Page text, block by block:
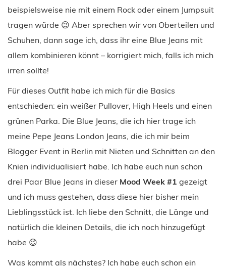
beispielsweise nie mit einem Rock oder einem Jumpsuit
tragen würde 😉 Aber sprechen wir von Oberteilen und
Schuhen, dann sage ich, dass ihr eine Blue Jeans mit
allem kombinieren könnt – korrigiert mich, falls ich mich
irren sollte!
Für dieses Outfit habe ich mich für die Basics
entschieden: ein weißer Pullover, High Heels und einen
grünen Parka. Die Blue Jeans, die ich hier trage ich
meine Pepe Jeans London Jeans, die ich mir beim
Blogger Event in Berlin mit Nieten und Schnitten an den
Knien individualisiert habe. Ich habe euch nun schon
drei Paar Blue Jeans in dieser Mood Week #1 gezeigt
und ich muss gestehen, dass diese hier bisher mein
Lieblingsstück ist. Ich liebe den Schnitt, die Länge und
natürlich die kleinen Details, die ich noch hinzugefügt
habe 😉
Was kommt als nächstes? Ich habe euch schon ein